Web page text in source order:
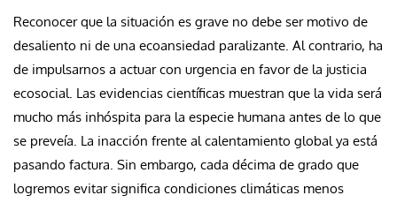
Reconocer que la situación es grave no debe ser motivo de
desaliento ni de una ecoansiedad paralizante. Al contrario, ha
de impulsarnos a actuar con urgencia en favor de la justicia
ecosocial. Las evidencias científicas muestran que la vida será
mucho más inhóspita para la especie humana antes de lo que
se preveía. La inacción frente al calentamiento global ya está
pasando factura. Sin embargo, cada décima de grado que
logremos evitar significa condiciones climáticas menos